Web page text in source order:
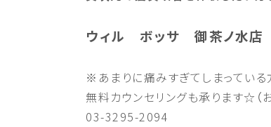
ウィル ボッサ 御茶ノ水店
※あまりに痛みすぎてしまってい
無料カウンセリングも承ります☆（
03-3295-2094